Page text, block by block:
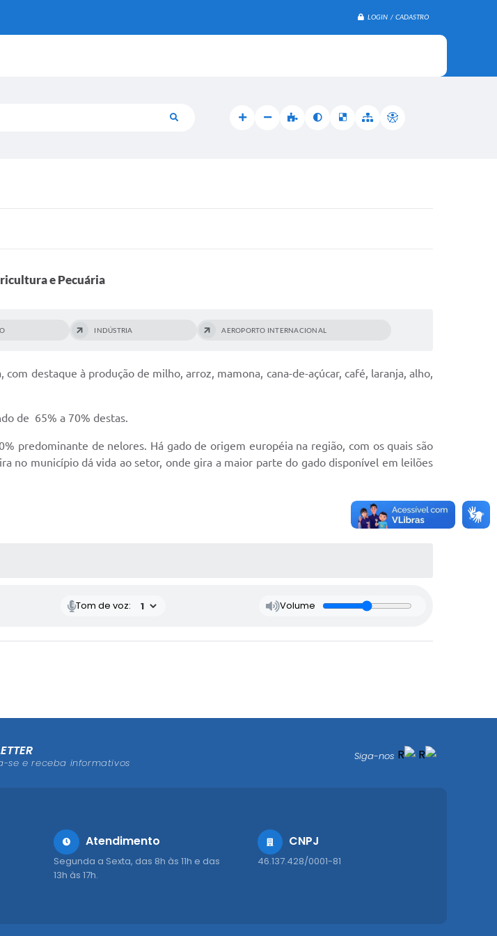
LOGIN / CADASTRO
e Pecuária
INDÚSTRIA AEROPORTO INTERNACIONAL
destaque à produção de milho, arroz, mamona, cana-de-açúcar, café, laranja, alho,
de 65% a 70% destas.
predominante de nelores. Há gado de origem européia na região, com os quais são
no município dá vida ao setor, onde gira a maior parte do gado disponível em leilões
Tom de voz: Volume
Siga-nos
Atendimento
Segunda a Sexta, das 8h às 11h e das
13h às 17h.
CNPJ
46.137.428/0001-81
se e receba informativos